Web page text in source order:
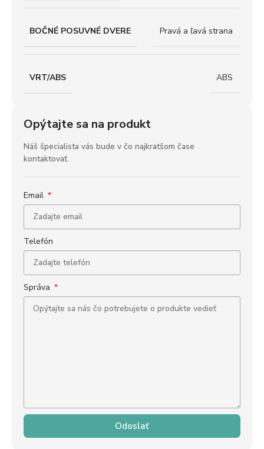
BOČNÉ POSUVNÉ DVERE Pravá a ľavá strana
VRT/ABS ABS
Opýtajte sa na produkt
Náš špecialista vás bude v čo najkratšom čase
kontaktovať.
Email
Telefón
Správa
Odoslať